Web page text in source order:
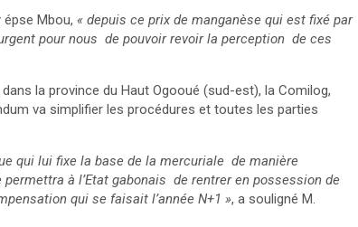
épse Mbou, « depuis ce prix de manganèse qui est fixé par
pour nous de pouvoir revoir la perception de ces
la province du Haut Ogooué (sud-est), la Comilog,
va simplifier les procédures et toutes les parties
qui lui fixe la base de la mercuriale de manière
à l’Etat gabonais de rentrer en possession de
qui se faisait l’année N+1 », a souligné M.